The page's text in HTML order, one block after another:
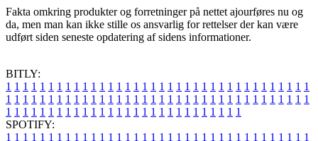
Fakta omkring produkter og forretninger på nettet ajourføres nu og
da, men man kan ikke stille os ansvarlig for rettelser der kan være
udført siden seneste opdatering af sidens informationer.
BITLY:
1 1 1 1 1 1 1 1 1 1 1 1 1 1 1 1 1 1 1 1 1 1 1 1 1 1 1 1 1 1 1 1 1 1 1 1
1 1 1 1 1 1 1 1 1 1 1 1 1 1 1 1 1 1 1 1 1 1 1 1 1 1 1 1 1 1 1 1 1 1 1 1
1 1 1 1 1 1 1 1 1 1 1 1 1 1 1 1 1 1 1 1 1 1 1 1 1 1 1 1
SPOTIFY:
1 1 1 1 1 1 1 1 1 1 1 1 1 1 1 1 1 1 1 1 1 1 1 1 1 1 1 1 1 1 1 1 1 1 1 1